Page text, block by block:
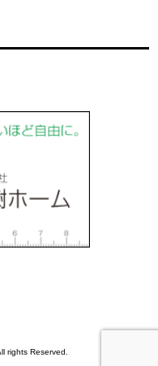
rights Reserved.